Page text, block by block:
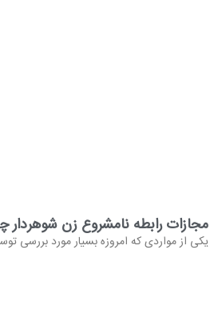
مجازات رابطه نامشروع زن
یکی از مواردی که امروزه بسیار مورد بررسی